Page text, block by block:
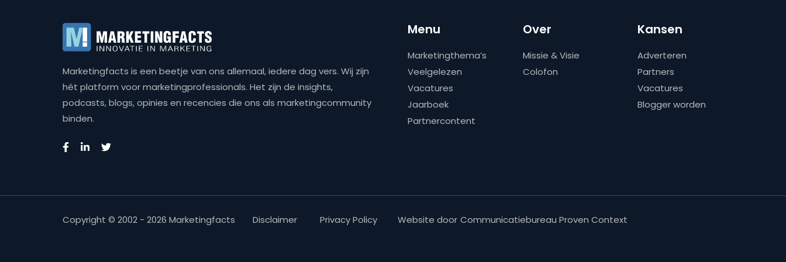
Marketingfacts is een beetje van ons allemaal, iedere dag vers. Wij zijn
hét platform voor marketingprofessionals. Het zijn de insights,
podcasts, blogs, opinies en recencies die ons als marketingcommunity
binden.
Menu
Marketingthema’s
Veelgelezen
Vacatures
Jaarboek
Partnercontent
Over
Missie & Visie
Colofon
Kansen
Adverteren
Partners
Vacatures
Blogger worden
Copyright © 2002 - 2026 Marketingfacts Disclaimer Privacy Policy Website door Communicatiebureau Proven Context